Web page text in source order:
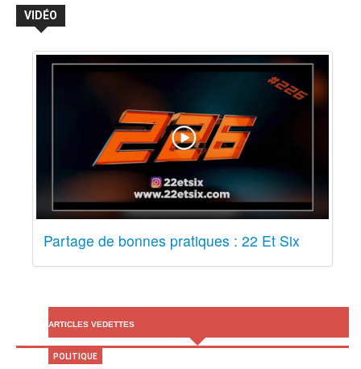
VIDÉO
Partage de bonnes pratiques : 22 Et Six
ARTICLES VEDETTES
POLITIQUE